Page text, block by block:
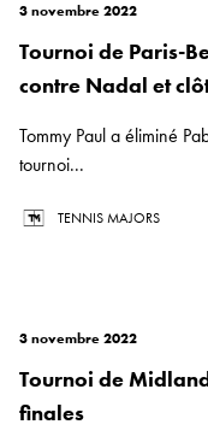
3 novembre 2022
Tournoi de Paris-
contre Nadal et
Tommy Paul a éliminé
tournoi...
TENNIS MAJORS
3 novembre 2022
Tournoi de
finales